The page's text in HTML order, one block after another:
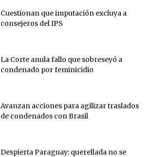
Cuestionan que imputación excluya a
consejeros del IPS
La Corte anula fallo que sobreseyó a
condenado por feminicidio
Avanzan acciones para agilizar traslados
de condenados con Brasil
Despierta Paraguay: querellada no se